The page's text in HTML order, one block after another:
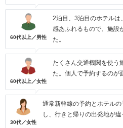
60代以上／男性
2泊目、3泊目のホテルは
感あふれるもので、施設
た。
60代以上／女性
たくさん交通機関を使う
た。個人で予約するのが
30代／女性
通常新幹線の予約とホテル
し、行きと帰りの出発地が違